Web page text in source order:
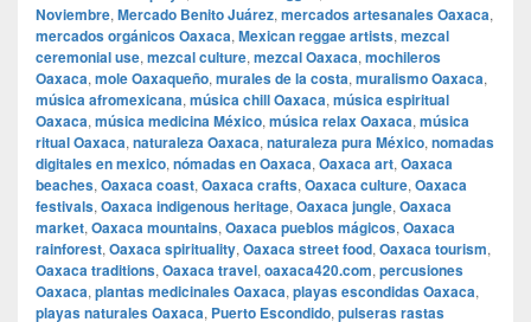
Noviembre, Mercado Benito Juárez, mercados artesanales Oaxaca,
mercados orgánicos Oaxaca, Mexican reggae artists, mezcal
ceremonial use, mezcal culture, mezcal Oaxaca, mochileros
Oaxaca, mole Oaxaqueño, murales de la costa, muralismo Oaxaca,
música afromexicana, música chill Oaxaca, música espiritual
Oaxaca, música medicina México, música relax Oaxaca, música
ritual Oaxaca, naturaleza Oaxaca, naturaleza pura México, nomadas
digitales en mexico, nómadas en Oaxaca, Oaxaca art, Oaxaca
beaches, Oaxaca coast, Oaxaca crafts, Oaxaca culture, Oaxaca
festivals, Oaxaca indigenous heritage, Oaxaca jungle, Oaxaca
market, Oaxaca mountains, Oaxaca pueblos mágicos, Oaxaca
rainforest, Oaxaca spirituality, Oaxaca street food, Oaxaca tourism,
Oaxaca traditions, Oaxaca travel, oaxaca420.com, percusiones
Oaxaca, plantas medicinales Oaxaca, playas escondidas Oaxaca,
playas naturales Oaxaca, Puerto Escondido, pulseras rastas